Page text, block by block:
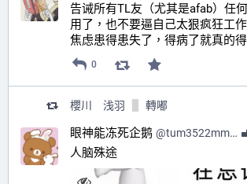
告诫所有TL友（尤其是afab）任
用了，也不要逼自己太狠疯狂工
焦虑患得患失了，得病了就真的
0
櫻川 浅羽 轉嘟
眼神能冻死企鹅 @tum3522mmm@o3o.ca
人脑殊途